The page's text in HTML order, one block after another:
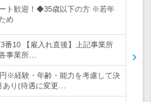
ト歓迎！◆35歳以下の方 ※若年
め
番10 【雇入れ直後】上記事業所
事業所…
円※経験・年齢・能力を考慮して決
り(待遇に変更…